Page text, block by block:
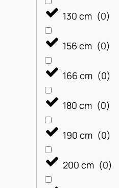
130 cm (0)
156 cm (0)
166 cm (0)
180 cm (0)
190 cm (0)
200 cm (0)